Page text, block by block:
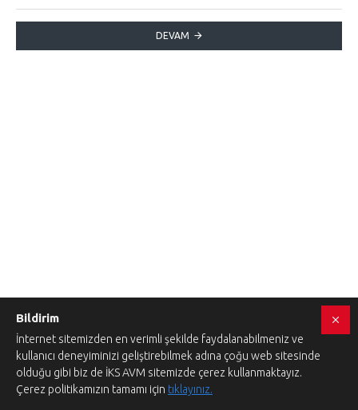
DEVAM
Bildirim
İnternet sitemizden en verimli şekilde faydalanabilmeniz ve
kullanıcı deneyiminizi geliştirebilmek adına çoğu web sitesinde
olduğu gibi biz de İKS AVM sitemizde çerez kullanmaktayız.
Çerez politikamızın tamamı için tıklayınız.